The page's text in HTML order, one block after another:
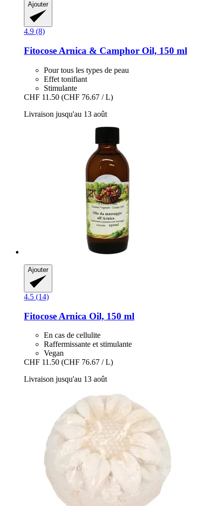
Ajouter
4.9 (8)
Fitocose Arnica & Camphor Oil, 150 ml
Pour tous les types de peau
Effet tonifiant
Stimulante
CHF 11.50 (CHF 76.67 / L)
Livraison jusqu'au 13 août
Ajouter
4.5 (14)
Fitocose Arnica Oil, 150 ml
En cas de cellulite
Raffermissante et stimulante
Vegan
CHF 11.50 (CHF 76.67 / L)
Livraison jusqu'au 13 août